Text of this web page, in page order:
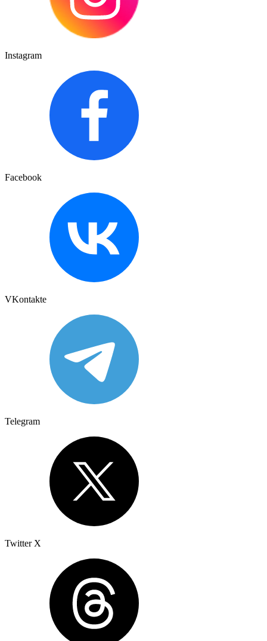
Instagram
Facebook
VKontakte
Telegram
Twitter X